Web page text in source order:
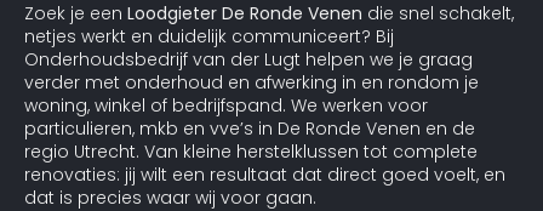
Zoek je een Loodgieter De Ronde Venen die snel schakelt,
netjes werkt en duidelijk communiceert? Bij
Onderhoudsbedrijf van der Lugt helpen we je graag
verder met onderhoud en afwerking in en rondom je
woning, winkel of bedrijfspand. We werken voor
particulieren, mkb en vve’s in De Ronde Venen en de
regio Utrecht. Van kleine herstelklussen tot complete
renovaties: jij wilt een resultaat dat direct goed voelt, en
dat is precies waar wij voor gaan.